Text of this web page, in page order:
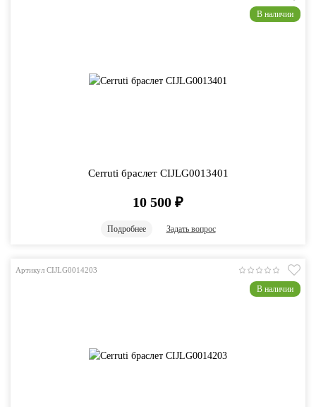
В наличии
Cerruti браслет CIJLG0013401
10 500 ₽
Подробнее Задать вопрос
Артикул CIJLG0014203
В наличии